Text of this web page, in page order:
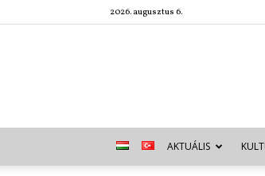
2026. augusztus 6.
AKTUÁLIS